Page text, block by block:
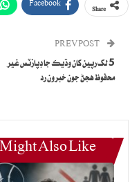
Facebook
5 لک رپين کان وڌيڪ جا ڊپازٽس غير
محفوظ هجڻ جون خبرون رد
Also Like